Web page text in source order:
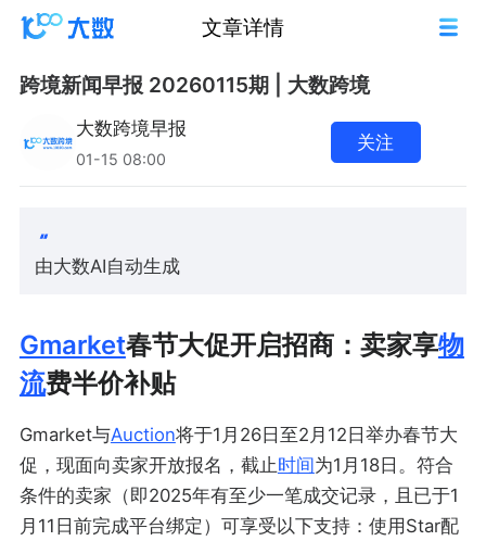
文章详情
跨境新闻早报 20260115期 | 大数跨境
大数跨境早报
01-15 08:00
关注
由大数AI自动生成
Gmarket春节大促开启招商：卖家享物
流费半价补贴
Gmarket与Auction将于1月26日至2月12日举办春节大
促，现面向卖家开放报名，截止时间为1月18日。符合
条件的卖家（即2025年有至少一笔成交记录，且已于1
月11日前完成平台绑定）可享受以下支持：使用Star配